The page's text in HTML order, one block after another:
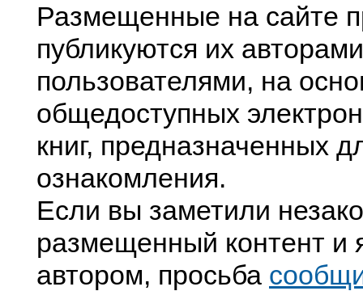
Размещенные на сайте
публикуются их
пользователями, на
общедоступных
книг, предназначенных
ознакомления.
Если вы заметили
размещенный контент и
автором, просьба